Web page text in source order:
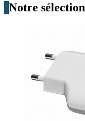
Notre sélection